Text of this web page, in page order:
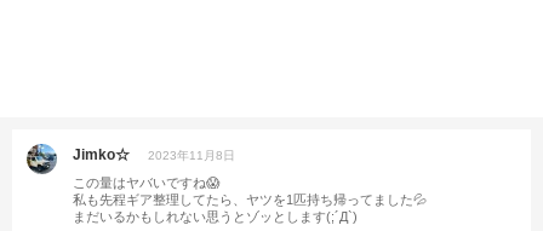
Jimko☆ 2023年11月8日
この量はヤバいですね😱
私も先程ギア整理してたら、ヤツを1匹持ち帰ってました💦
まだいるかもしれない思うとゾッとします(;´Д`)